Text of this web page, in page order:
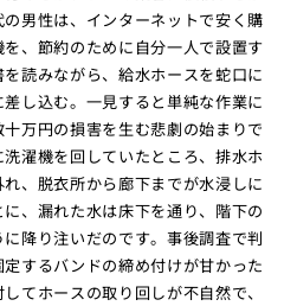
男性は、インターネットで安く購
、節約のために自分一人で設置す
読みながら、給水ホースを蛇口に
し込む。一見すると単純な作業に
万円の損害を生む悲劇の始まりで
濯機を回していたところ、排水ホ
、脱衣所から廊下までが水浸しに
、漏れた水は床下を通り、階下の
降り注いだのです。事後調査で判
するバンドの締め付けが甘かった
てホースの取り回しが不自然で、